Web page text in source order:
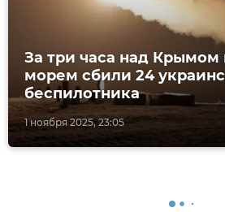
1 ноября 2025, 23:05
За три часа над
морем сбили 24
беспилотника